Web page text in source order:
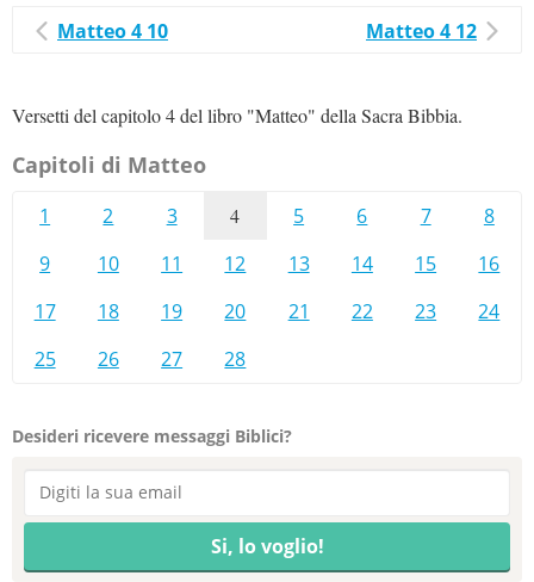
Matteo 4 10 Matteo 4 12
Versetti del capitolo 4 del libro "Matteo" della Sacra Bibbia.
Capitoli di Matteo
1 2 3 4 5 6 7
8
9
10 11 12 13 14 15
16
17
18 19 20 21 22 23
24
25
26 27 28
Desideri ricevere messaggi Biblici?